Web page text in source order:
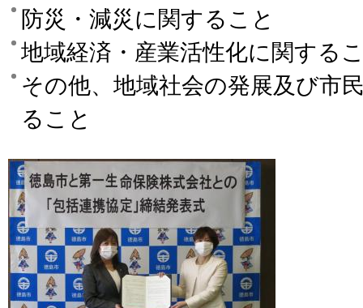
防災・減災に関すること
地域経済・産業活性化に関する
その他、地域社会の発展及び市
ること